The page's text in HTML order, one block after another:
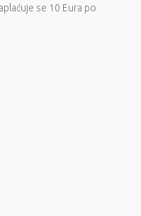
se 10 Eura po